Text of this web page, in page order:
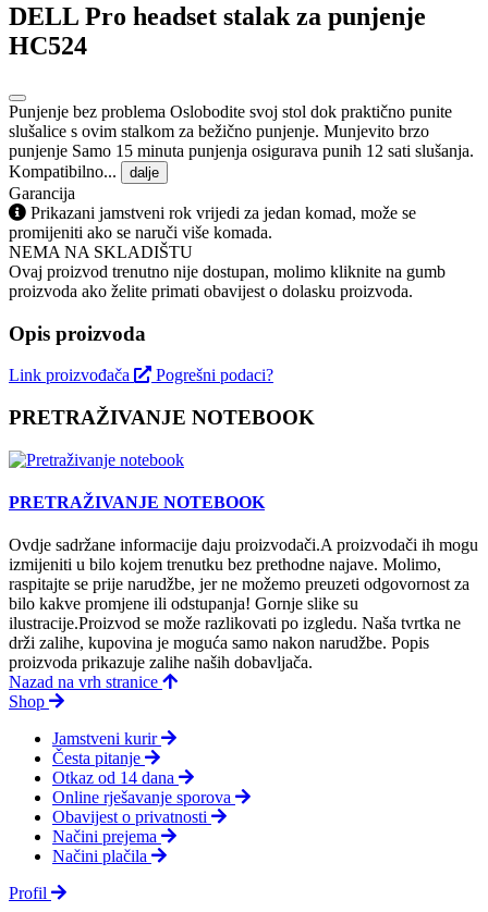
DELL Pro headset stalak za punjenje
HC524
Punjenje bez problema Oslobodite svoj stol dok praktično punite
slušalice s ovim stalkom za bežično punjenje. Munjevito brzo
punjenje Samo 15 minuta punjenja osigurava punih 12 sati slušanja.
Kompatibilno...
dalje
Garancija
Prikazani jamstveni rok vrijedi za jedan komad, može se
promijeniti ako se naruči više komada.
NEMA NA SKLADIŠTU
Ovaj proizvod trenutno nije dostupan, molimo kliknite na gumb
proizvoda ako želite primati obavijest o dolasku proizvoda.
Opis proizvoda
Link proizvođača Pogrešni podaci?
PRETRAŽIVANJE NOTEBOOK
PRETRAŽIVANJE NOTEBOOK
Ovdje sadržane informacije daju proizvodači.A proizvodači ih mogu
izmijeniti u bilo kojem trenutku bez prethodne najave. Molimo,
raspitajte se prije narudžbe, jer ne možemo preuzeti odgovornost za
bilo kakve promjene ili odstupanja! Gornje slike su
ilustracije.Proizvod se može razlikovati po izgledu. Naša tvrtka ne
drži zalihe, kupovina je moguća samo nakon narudžbe. Popis
proizvoda prikazuje zalihe naših dobavljača.
Nazad na vrh stranice
Shop
Jamstveni kurir
Česta pitanje
Otkaz od 14 dana
Online rješavanje sporova
Obavijest o privatnosti
Načini prejema
Načini plačila
Profil